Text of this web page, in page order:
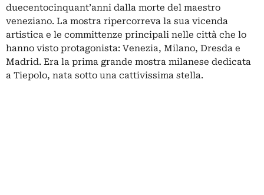
duecentocinquant’anni dalla morte del maestro
veneziano. La mostra ripercorreva la sua vicenda
artistica e le committenze principali nelle città che lo
hanno visto protagonista: Venezia, Milano, Dresda e
Madrid. Era la prima grande mostra milanese dedicata
a Tiepolo, nata sotto una cattivissima stella.